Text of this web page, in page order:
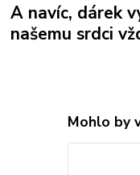
A navíc, dárek
našemu srdci
Mohlo by